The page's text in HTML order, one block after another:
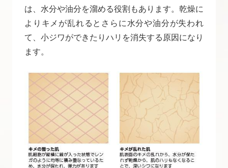
は、水分や油分を溜める役割もあります。乾燥に
よりキメが乱れるとさらに水分や油分が失われ
て、小ジワができたりハリを消失する原因になり
ます。